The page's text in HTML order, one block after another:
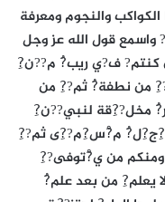
والنجوم ومعرفة
? واسمع قول الله عز وجل
كنتم? ف?ي ريب?ُ م??ن?ِ
من نطفة?ُ ثم??ِ من
مخل??ِقة لنبي??ن?ِ
أ?ِج?ِل?ُ م?ْس?ِم??ِى ثم??ِ
ومنكم من ي?ْتوفى??ِ
يعلم?ِ من بعد علم?ُ